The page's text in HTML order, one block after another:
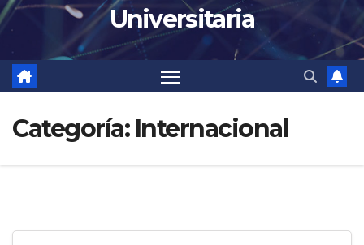
Universitaria
Categoría: Internacional